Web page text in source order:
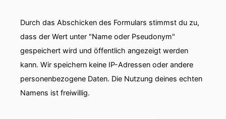
Durch das Abschicken des Formulars stimmst du zu,
dass der Wert unter "Name oder Pseudonym"
gespeichert wird und öffentlich angezeigt werden
kann. Wir speichern keine IP-Adressen oder andere
personenbezogene Daten. Die Nutzung deines echten
Namens ist freiwillig.